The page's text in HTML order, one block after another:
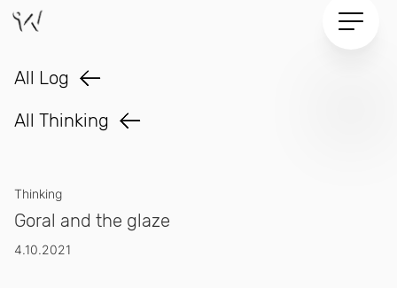
Log
All Log
All Thinking
Thinking
Goral and the glaze
4.10.2021